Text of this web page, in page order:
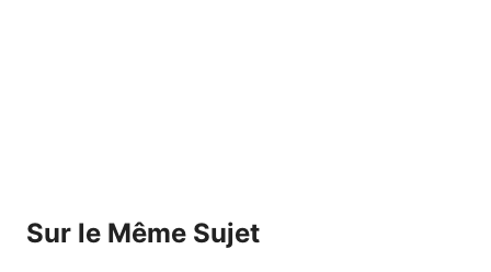
Sur le Même Sujet